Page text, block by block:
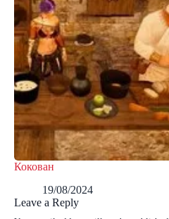
Кокован
19/08/2024
Leave a Reply